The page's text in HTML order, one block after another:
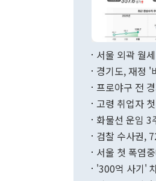
서울 외곽 월
경기도, 재정 '
프로야구 전
고령 취업자
화물선 운임 3
검찰 수사권,
서울 첫 폭염
'300억 사기'